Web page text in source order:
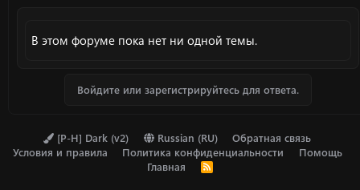
В этом форуме пока нет ни одной темы.
Войдите или зарегистрируйтесь для ответа.
[P-H] Dark (v2) Russian (RU)
Обратная связь
Условия и правила
Политика конфиденциальности
Помощь
Главная
R